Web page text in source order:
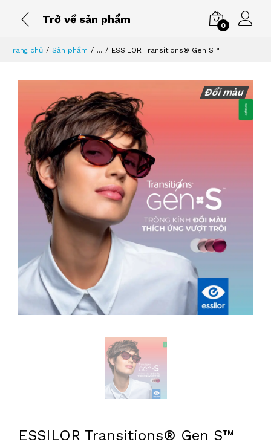
Trở về sản phẩm
0
Trang chủ Sản phẩm ... ESSILOR Transitions® Gen S™
Đổi màu
ESSILOR Transitions® Gen S™